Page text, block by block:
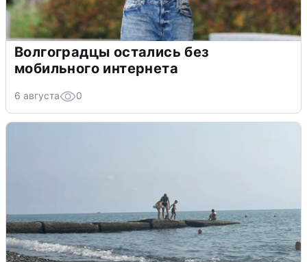
Волгоградцы остались без
мобильного интернета
6 августа 0